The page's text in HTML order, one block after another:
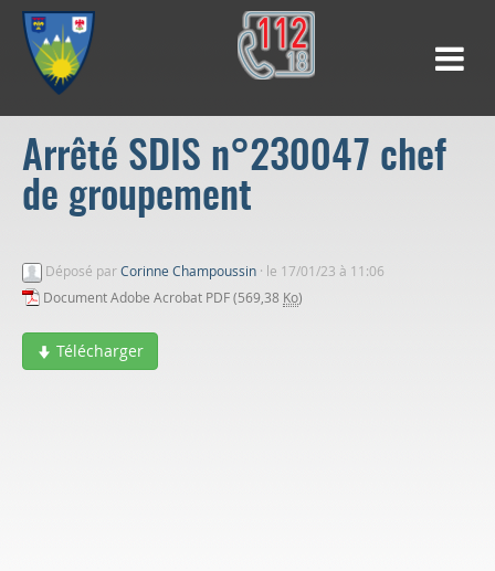
Arrêté SDIS n°230047 chef
de groupement
Déposé parCorinne Champoussin · le 17/01/23 à 11:06
Document Adobe Acrobat PDF (569,38 Ko)
Télécharger